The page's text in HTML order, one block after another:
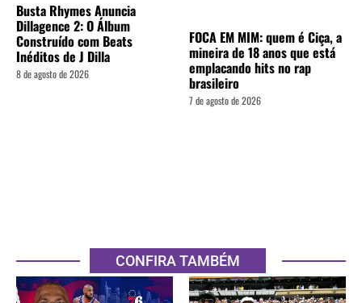
Busta Rhymes Anuncia
Dillagence 2: O Álbum
Construído com Beats
Inéditos de J Dilla
8 de agosto de 2026
FOCA EM MIM: quem é Ciça, a
mineira de 18 anos que está
emplacando hits no rap
brasileiro
7 de agosto de 2026
CONFIRA TAMBÉM